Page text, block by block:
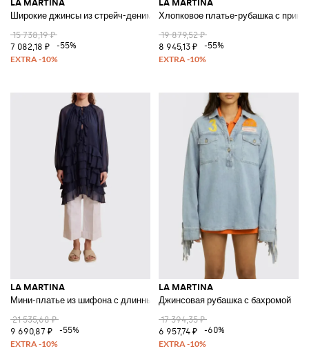
LA MARTINA
Широкие джинсы из стрейч-денима
15 738,19 ₽
7 082,18 ₽
-55%
LA MARTINA
Хлопковое платье-рубашка с
19 879,52 ₽
8 945,13 ₽
-55%
LA MARTINA
Мини-платье из шифона с длинными рукавами и рюшами
21 535,68 ₽
9 690,87 ₽
-55%
LA MARTINA
Джинсовая рубашка с бахромой
17 394,35 ₽
6 957,74 ₽
-60%